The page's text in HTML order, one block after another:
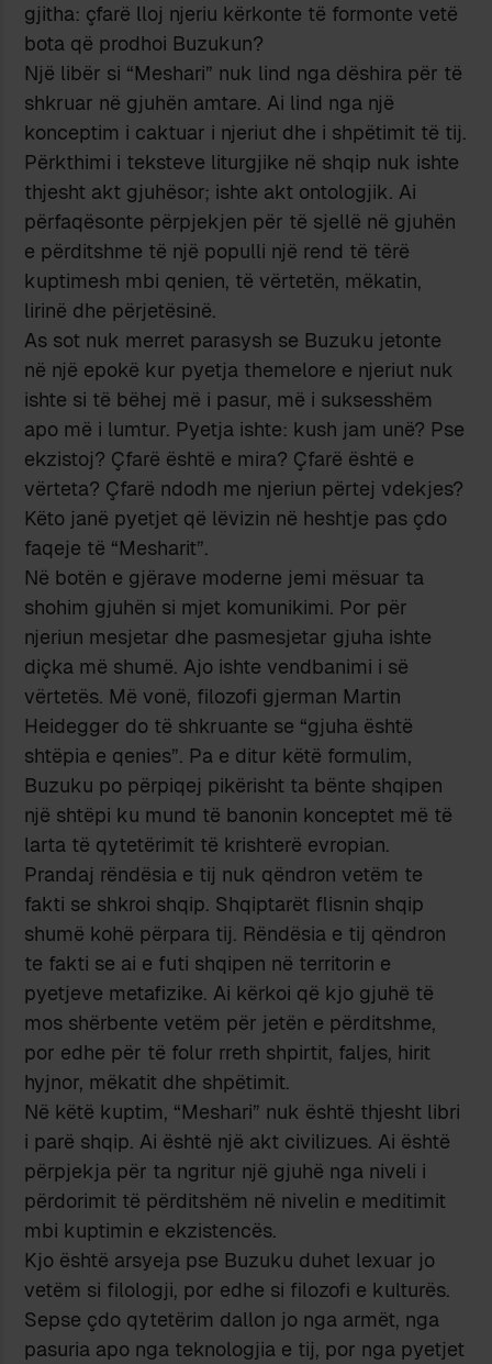
gjitha: çfarë lloj njeriu kërkonte të formonte vetë
bota që prodhoi Buzukun?
Një libër si “Meshari” nuk lind nga dëshira për të
shkruar në gjuhën amtare. Ai lind nga një
konceptim i caktuar i njeriut dhe i shpëtimit të tij.
Përkthimi i teksteve liturgjike në shqip nuk ishte
thjesht akt gjuhësor; ishte akt ontologjik. Ai
përfaqësonte përpjekjen për të sjellë në gjuhën
e përditshme të një populli një rend të tërë
kuptimesh mbi qenien, të vërtetën, mëkatin,
lirinë dhe përjetësinë.
As sot nuk merret parasysh se Buzuku jetonte
në një epokë kur pyetja themelore e njeriut nuk
ishte si të bëhej më i pasur, më i suksesshëm
apo më i lumtur. Pyetja ishte: kush jam unë? Pse
ekzistoj? Çfarë është e mira? Çfarë është e
vërteta? Çfarë ndodh me njeriun përtej vdekjes?
Këto janë pyetjet që lëvizin në heshtje pas çdo
faqeje të “Mesharit”.
Në botën e gjërave moderne jemi mësuar ta
shohim gjuhën si mjet komunikimi. Por për
njeriun mesjetar dhe pasmesjetar gjuha ishte
diçka më shumë. Ajo ishte vendbanimi i së
vërtetës. Më vonë, filozofi gjerman Martin
Heidegger do të shkruante se “gjuha është
shtëpia e qenies”. Pa e ditur këtë formulim,
Buzuku po përpiqej pikërisht ta bënte shqipen
një shtëpi ku mund të banonin konceptet më të
larta të qytetërimit të krishterë evropian.
Prandaj rëndësia e tij nuk qëndron vetëm te
fakti se shkroi shqip. Shqiptarët flisnin shqip
shumë kohë përpara tij. Rëndësia e tij qëndron
te fakti se ai e futi shqipen në territorin e
pyetjeve metafizike. Ai kërkoi që kjo gjuhë të
mos shërbente vetëm për jetën e përditshme,
por edhe për të folur rreth shpirtit, faljes, hirit
hyjnor, mëkatit dhe shpëtimit.
Në këtë kuptim, “Meshari” nuk është thjesht libri
i parë shqip. Ai është një akt civilizues. Ai është
përpjekja për ta ngritur një gjuhë nga niveli i
përdorimit të përditshëm në nivelin e meditimit
mbi kuptimin e ekzistencës.
Kjo është arsyeja pse Buzuku duhet lexuar jo
vetëm si filologji, por edhe si filozofi e kulturës.
Sepse çdo qytetërim dallon jo nga armët, nga
pasuria apo nga teknologjia e tij, por nga pyetjet